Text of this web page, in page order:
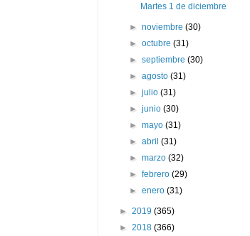
Martes 1 de diciembre
►noviembre(30)
►octubre(31)
►septiembre(30)
►agosto(31)
►julio(31)
►junio(30)
►mayo(31)
►abril(31)
►marzo(32)
►febrero(29)
►enero(31)
► 2019 (365)
► 2018 (366)